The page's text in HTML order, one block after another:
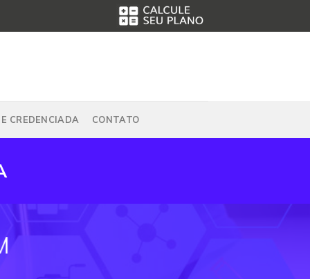
CREDENCIADA CONTATO